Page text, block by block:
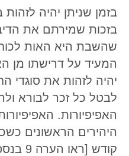
בזמן שניתן יהיה לזהות
בזכות שמירתם את
שהשבת היא האות
המעיד על דרישתו מן
יהיה לזהות את סוגדי
לבטל כל זכר לבורא
האפיפיורות.
היהירים הראשונים
קודש